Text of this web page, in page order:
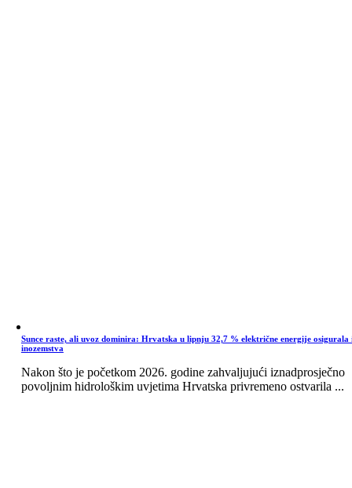
Sunce raste, ali uvoz dominira: Hrvatska u lipnju 32,7 % električne energije osigurala
inozemstva
Nakon što je početkom 2026. godine zahvaljujući iznadprosječno
povoljnim hidrološkim uvjetima Hrvatska privremeno ostvarila ...